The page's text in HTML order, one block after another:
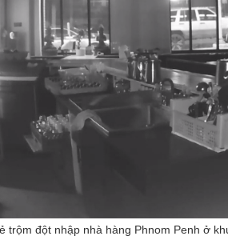
trộm đột nhập nhà hàng Phnom Penh ở